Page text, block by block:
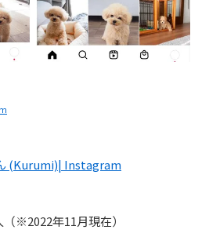
(Kurumi)| Instagram
※2022年11月現在）